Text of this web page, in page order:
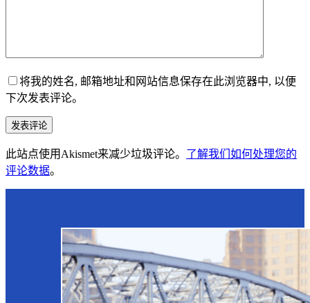
将我的姓名, 邮箱地址和网站信息保存在此浏览器中, 以便
下次发表评论。
发表评论
此站点使用Akismet来减少垃圾评论。 了解我们如何处理您的
评论数据。